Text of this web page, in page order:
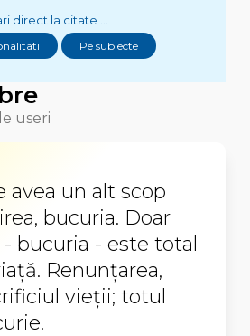
direct la citate ...
Pe subiecte
useri
avea un alt scop
bucuria. Doar
bucuria - este total
Renunţarea,
vieţii; totul